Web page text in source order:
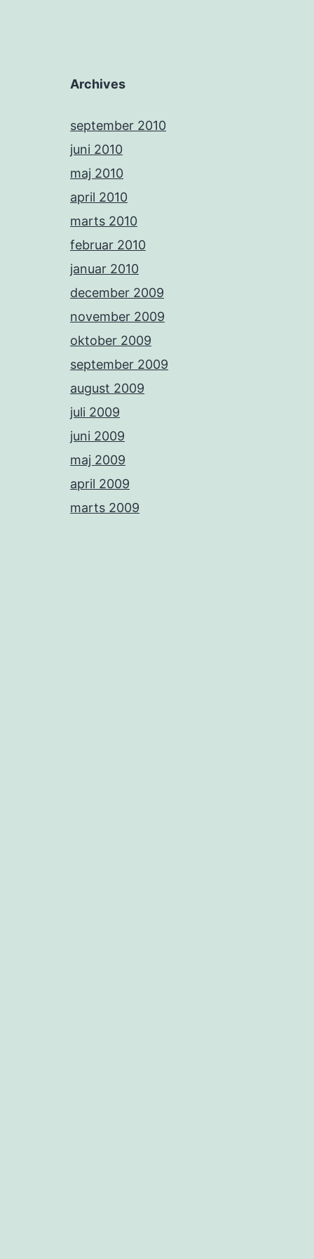
Archives
september 2010
juni 2010
maj 2010
april 2010
marts 2010
februar 2010
januar 2010
december 2009
november 2009
oktober 2009
september 2009
august 2009
juli 2009
juni 2009
maj 2009
april 2009
marts 2009